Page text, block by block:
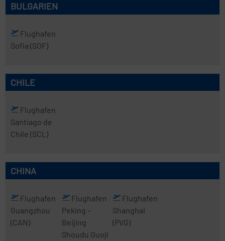
BULGARIEN
Flughafen
Sofia (SOF)
CHILE
Flughafen
Santiago de
Chile (SCL)
CHINA
Flughafen
Guangzhou
(CAN)
Flughafen
Peking –
Beijing
Shoudu Guoji
Flughafen
Shanghai
(PVG)